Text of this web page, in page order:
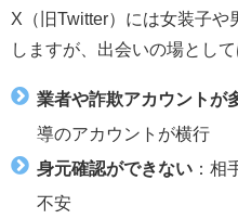
X（旧Twitter）には女装子や
しますが、出会いの場とし
業者や詐欺アカウントが
導のアカウントが横行
身元確認ができない ：相
不安